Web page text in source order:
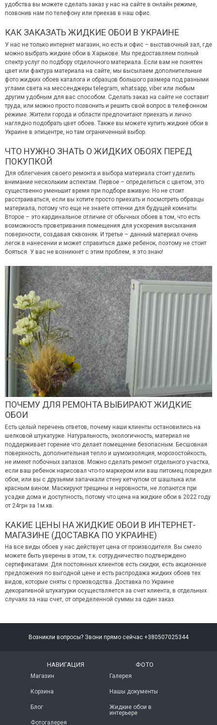
удобства вы можете сделать заказ у нас на сайте в онлайн режиме,
позвонив нам по телефону или приехав в наш офис.
КАК ЗАКАЗАТЬ ЖИДКИЕ ОБОИ В УКРАИНЕ
У нас не только интернет магазин, но есть и офис – выставочный зал, где
можно выбрать жидкие обои в Харькове. Мы предоставляем полный
спектр услуг по подбору отделочного материала. Если вам не понятен
цвет или фактура материала на сайте, мы высылаем дополнительные
фото жидких обоев каталога и образцов большого размера под разными
углами света на мессенджеры telegram, whatsapp, viber или любым
другим удобным для вас способом. Сделать заказ на сайте не составит
труда, или можно просто позвонить и решить свой вопрос в телефонном
режиме. Жители города и области предпочитают приехать и лично
наглядно подобрать цвет обоев. Также вы можете купить жидкие обои в
Украине в эпицентре, но там ограниченный выбор.
ЧТО НУЖНО ЗНАТЬ О ЖИДКИХ ОБОЯХ ПЕРЕД
ПОКУПКОЙ
Для облегчения своего ремонта и выбора материала стоит уделить
внимание нескольким аспектам. Первое – определиться с цветом, это
существенно уменьшит время при подборе вживую. Но не стоит
расстраиваться, если вы хотите просто приехать и посмотреть образцы
материала, потому что еще не знаете оттенки для будущей комнаты.
Второе – это кардинальное отличие от обычных обоев в том, что есть
возможность проветривания помещения для ускорения высыхания
поверхности, создавая сквозняк. И третье – данный материал очень
легок в нанесении и может справиться даже ребенок, поэтому не стоит
бояться. У вас не возникнет с этим проблем, я это знаю!
ПОЧЕМУ ДЛЯ РЕМОНТА ВЫБИРАЮТ ЖИДКИЕ
ОБОИ
Есть целый перечень ответов, почему наши клиенты остановились на
шелковой штукатурке. Натуральность, экологичность, материал не
поддерживает горение что делает помещение безопасным. Бесшовная
поверхность, дополнительная тепло и шумоизоляция, морозостойкость,
не имеют побочных запахов. Можно сделать ремонт отдельного участка,
если ваш ребенок нарисовал что-то маркером или ваш питомец повредил
обои, или вы с друзьями запачкали стену кетчупом от шашлыка или
красным вином. Маскируют трещины и неровности, не лопаются при
усадке дома и доступность, потому что цена на жидкие обои в 2022 году
от 24грн за 1м.кв.
КАКИЕ ЦЕНЫ НА ЖИДКИЕ ОБОИ В ИНТЕРНЕТ-
МАГАЗИНЕ (ДОСТАВКА ПО УКРАИНЕ)
На все виды обоев у нас действует цена от производителя. Вы смело
можете быть уверены в этом, т.к. сотрудничество подтверждено
сертификатами. Для постоянных клиентов есть скидки, есть акционные
предложения по выгодной цене и есть распродажа жидких обоев тех
видов, которые сняты с производства. Доставка по Украине
декоративной штукатурки осуществляется за счет клиента, в отдельных
случаях за наш счет, от определенной суммы за один заказ.
Возникли вопросы? Звони прямо сейчас +380507025344
НАВИГАЦИЯ
Магазин
Корзина
Блог
Фотогалерея
ФОТО
Галерея
Нашы документы
Жидкие обои в
интерьере